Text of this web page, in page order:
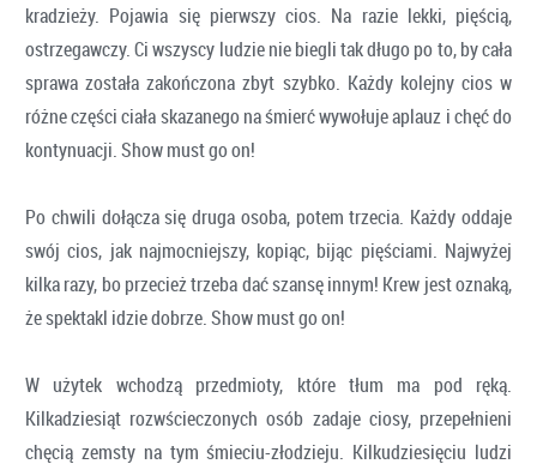
kradzieży. Pojawia się pierwszy cios. Na razie lekki, pięścią,
ostrzegawczy. Ci wszyscy ludzie nie biegli tak długo po to, by cała
sprawa została zakończona zbyt szybko. Każdy kolejny cios w
różne części ciała skazanego na śmierć wywołuje aplauz i chęć do
kontynuacji. Show must go on!
Po chwili dołącza się druga osoba, potem trzecia. Każdy oddaje
swój cios, jak najmocniejszy, kopiąc, bijąc pięściami. Najwyżej
kilka razy, bo przecież trzeba dać szansę innym! Krew jest oznaką,
że spektakl idzie dobrze. Show must go on!
W użytek wchodzą przedmioty, które tłum ma pod ręką.
Kilkadziesiąt rozwścieczonych osób zadaje ciosy, przepełnieni
chęcią zemsty na tym śmieciu-złodzieju. Kilkudziesięciu ludzi